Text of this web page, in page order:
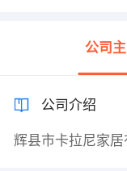
公司
公司介绍
辉县市卡拉尼家